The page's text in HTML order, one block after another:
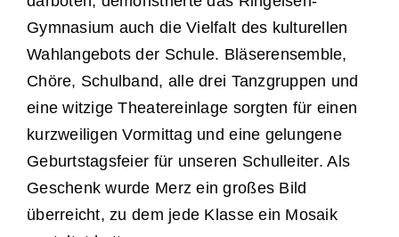
Gymnasium auch die Vielfalt des kulturellen
Wahlangebots der Schule. Bläserensemble,
Chöre, Schulband, alle drei Tanzgruppen und
eine witzige Theatereinlage sorgten für einen
kurzweiligen Vormittag und eine gelungene
Geburtstagsfeier für unseren Schulleiter. Als
Geschenk wurde Merz ein großes Bild
überreicht, zu dem jede Klasse ein Mosaik